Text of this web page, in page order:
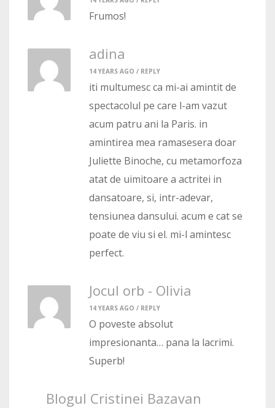
Frumos!
adina
14 YEARS AGO / REPLY
iti multumesc ca mi-ai amintit de
spectacolul pe care l-am vazut
acum patru ani la Paris. in
amintirea mea ramasesera doar
Juliette Binoche, cu metamorfoza
atat de uimitoare a actritei in
dansatoare, si, intr-adevar,
tensiunea dansului. acum e cat se
poate de viu si el. mi-l amintesc
perfect.
Jocul orb - Olivia
14 YEARS AGO / REPLY
O poveste absolut
impresionanta… pana la lacrimi.
Superb!
Blogul Cristinei Bazavan